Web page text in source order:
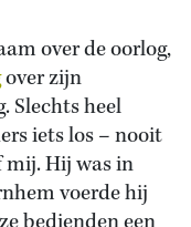
over de oorlog,
over zijn
Slechts heel
iets los – nooit
mij. Hij was in
voerde hij